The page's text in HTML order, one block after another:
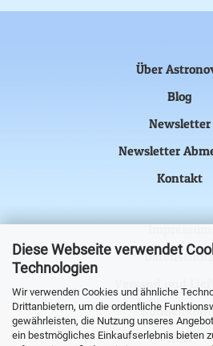
Diese Webseite verwendet
Technologien
Wir verwenden Cookies und ähnliche
Drittanbietern, um die ordentliche
gewährleisten, die Nutzung unseres
ein bestmögliches Einkaufserlebnis bieten
Über
Blog
Newsletter
Newsletter
Kontakt
Impressum
Versand und
AGB